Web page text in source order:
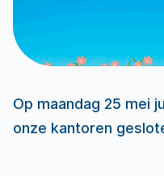
Op maandag 25 mei
onze kantoren